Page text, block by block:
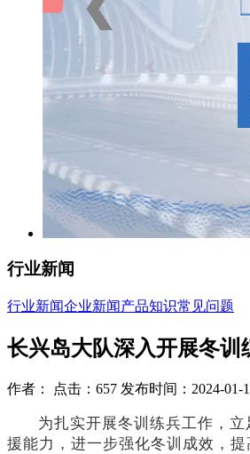
行业新闻
行业新闻企业新闻产品知识常见问题
长兴岛大队深入开展冬训
作者： 点击：657 发布时间：2024-01-
为扎实开展冬训练兵工作，
援能力，进一步强化冬训成效，提